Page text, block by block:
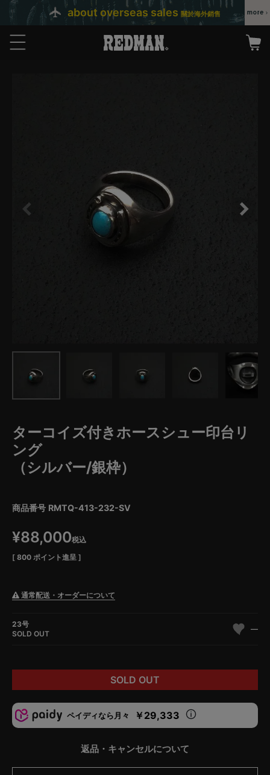
about overseas sales 關於海外銷售
ターコイズ付きホースシュー印台リ
ング
（シルバー/銀枠）
商品番号 RMTQ-413-232-SV
¥88,000税込
[ 800 ポイント進呈 ]
通常配送・オーダーについて
23号
SOLD OUT
—
SOLD OUT
ペイディなら月々 ￥29,333
返品・キャンセルについて